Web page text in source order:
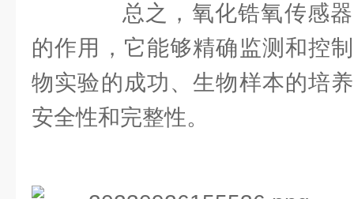
总之，氧化锆氧传感器
的作用，它能够精确监测和控
物实验的成功、生物样本的培
安全性和完整性。